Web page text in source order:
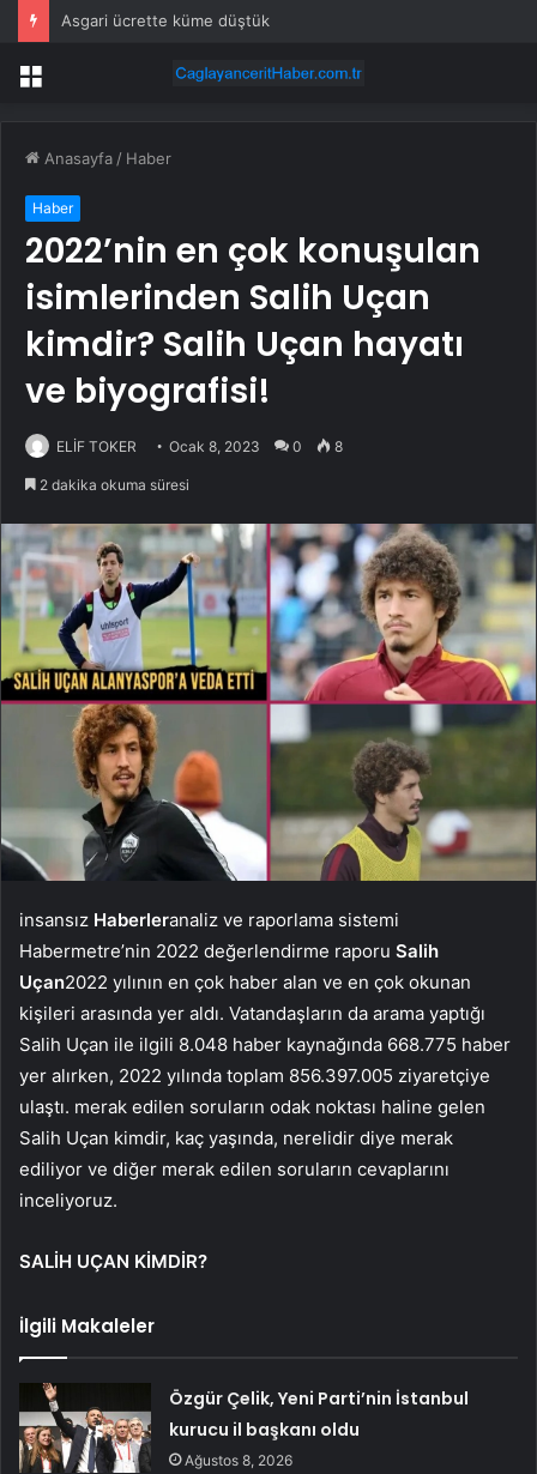
Asgari ücrette küme düştük
Menü
Anasayfa / Haber
Haber
2022’nin en çok konuşulan
isimlerinden Salih Uçan
kimdir? Salih Uçan hayatı
ve biyografisi!
ELİF TOKER Ocak 8, 2023 0 8
2 dakika okuma süresi
insansız Haberleranaliz ve raporlama sistemi
Habermetre’nin 2022 değerlendirme raporu Salih
Uçan2022 yılının en çok haber alan ve en çok okunan
kişileri arasında yer aldı. Vatandaşların da arama yaptığı
Salih Uçan ile ilgili 8.048 haber kaynağında 668.775 haber
yer alırken, 2022 yılında toplam 856.397.005 ziyaretçiye
ulaştı. merak edilen soruların odak noktası haline gelen
Salih Uçan kimdir, kaç yaşında, nerelidir diye merak
ediliyor ve diğer merak edilen soruların cevaplarını
inceliyoruz.
SALİH UÇAN KİMDİR?
İlgili Makaleler
Özgür Çelik, Yeni Parti’nin İstanbul
kurucu il başkanı oldu
Ağustos 8, 2026